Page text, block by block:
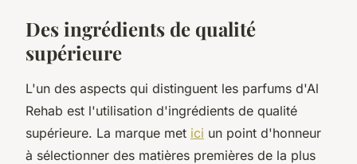
Des ingrédients de qualité
supérieure
L'un des aspects qui distinguent les parfums d'Al
Rehab est l'utilisation d'ingrédients de qualité
supérieure. La marque met ici un point d'honneur
à sélectionner des matières premières de la plus